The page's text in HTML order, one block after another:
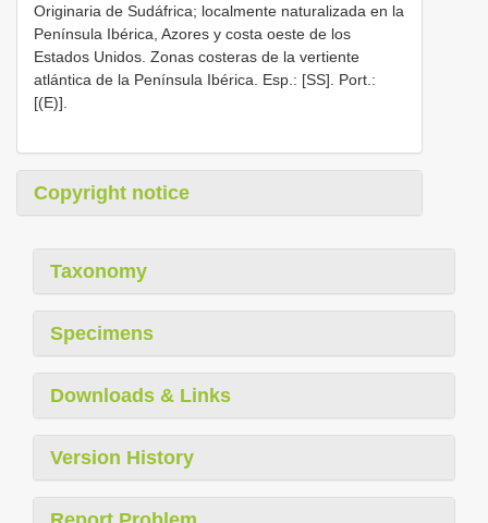
Originaria de Sudáfrica; localmente naturalizada en la
Península Ibérica, Azores y costa oeste de los
Estados Unidos. Zonas costeras de la vertiente
atlántica de la Península Ibérica. Esp.: [SS]. Port.:
[(E)].
Copyright notice
Taxonomy
Specimens
Downloads & Links
Version History